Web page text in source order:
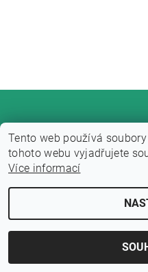
2026 © Fitness zone, všechna práva
Tento web používá
tohoto webu vyjadřujete
Více informací